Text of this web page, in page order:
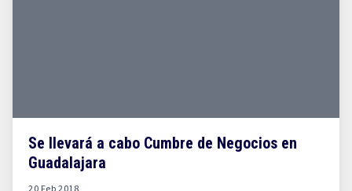
Se llevará a cabo Cumbre de Negocios en
Guadalajara
20 Feb 2018